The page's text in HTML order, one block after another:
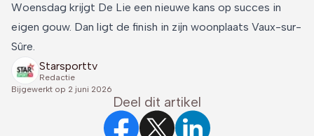
Woensdag krijgt De Lie een nieuwe kans op succes in
eigen gouw. Dan ligt de finish in zijn woonplaats Vaux-sur-
Sûre.
Starsporttv
Redactie
Bijgewerkt op 2 juni 2026
Deel dit artikel